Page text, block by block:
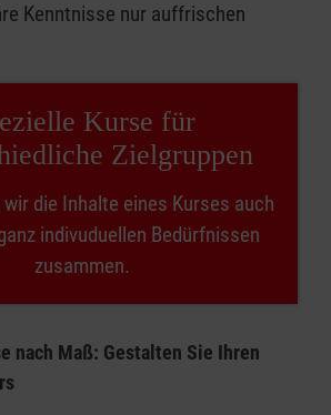
Kenntnisse nur auffrischen
Kurse für
Zielgruppen
die Inhalte eines Kurses auch
indivuduellen Bedürfnissen
zusammen.
nach Maß: Gestalten Sie Ihren